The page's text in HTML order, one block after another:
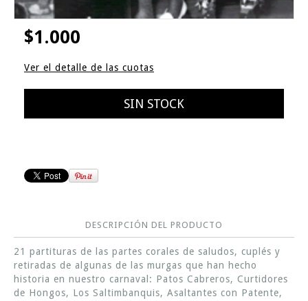
$1.000
Ver el detalle de las cuotas
DESCRIPCIÓN DEL PRODUCTO
21 partituras de las partes corales de saludos, cuplés y
retiradas de algunas de las murgas que han hecho
historia en nuestro carnaval: Patos Cabreros, Curtidores
de Hongos, Los Saltimbanquis, Asaltantes con Patente,